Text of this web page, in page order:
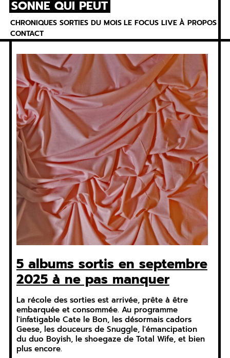
Skip
content
SONNE QUI PEUT
CHRONIQUES SORTIES DU MOIS LE FOCUS LIVE À PROPOS
CONTACT
5 albums sortis en septembre
2025 à ne pas manquer
La récole des sorties est arrivée, prête à être
embarquée et consommée. Au programme
l'infatigable Cate le Bon, les désormais cadors
Geese, les douceurs de Snuggle, l'émancipation
du duo Boyish, le shoegaze de Total Wife, et bien
plus encore.